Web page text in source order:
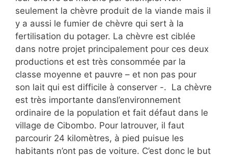
seulement la chèvre produit de la viande mais il
y a aussi le fumier de chèvre qui sert à la
fertilisation du potager. La chèvre est ciblée
dans notre projet principalement pour ces deux
productions et est très consommée par la
classe moyenne et pauvre – et non pas pour
son lait qui est difficile à conserver -. La chèvre
est très importante dansl’environnement
ordinaire de la population et fait défaut dans le
village de Cibombo. Pour latrouver, il faut
parcourir 24 kilomètres, à pied puisue les
habitants n’ont pas de voiture. C’est donc le but